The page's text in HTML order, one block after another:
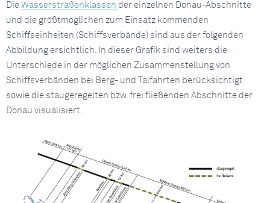
Die Wasserstraßenklassen der einzelnen Donau-Abschnitte
und die größtmöglichen zum Einsatz kommenden
Schiffseinheiten (Schiffsverbände) sind aus der folgenden
Abbildung ersichtlich. In dieser Grafik sind weiters die
Unterschiede in der möglichen Zusammenstellung von
Schiffsverbänden bei Berg- und Talfahrten berücksichtigt
sowie die staugeregelten bzw. frei fließenden Abschnitte der
Donau visualisiert.